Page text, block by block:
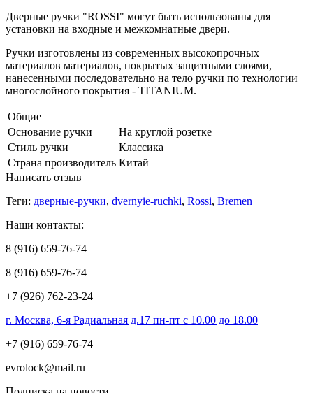
Дверные ручки "ROSSI" могут быть использованы для
установки на входные и межкомнатные двери.
Ручки изготовлены из современных высокопрочных
материалов материалов, покрытых защитными слоями,
нанесенными последовательно на тело ручки по технологии
многослойного покрытия - TITANIUM.
Общие
Основание ручки
На круглой розетке
Стиль ручки
Классика
Страна производитель Китай
Написать отзыв
Теги: дверные-ручки, dvernyie-ruchki, Rossi, Bremen
Наши контакты:
8 (916) 659-76-74
8 (916) 659-76-74
+7 (926) 762-23-24
г. Москва, 6-я Радиальная д.17 пн-пт с 10.00 до 18.00
+7 (916) 659-76-74
evrolock@mail.ru